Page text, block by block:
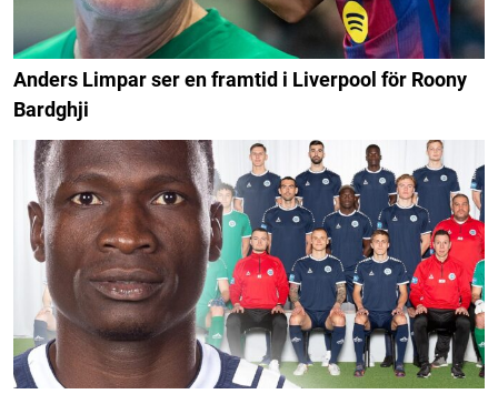
Anders Limpar ser en framtid i Liverpool för Roony
Bardghji